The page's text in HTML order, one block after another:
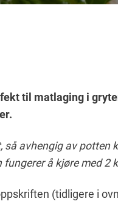
til matlaging i
så avhengig av potten
fungerer å kjøre med 2
(tidligere i